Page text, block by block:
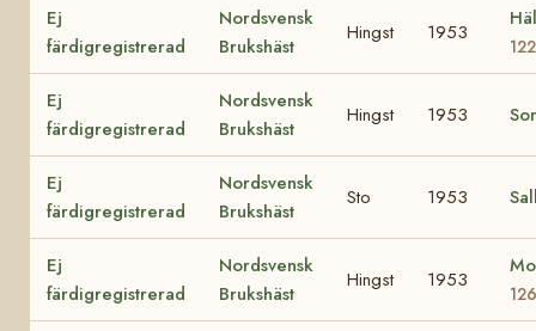
Ej
färdigregistrerad
Nordsvensk
Brukshäst
Hingst 1953
Ej
färdigregistrerad
Nordsvensk
Brukshäst
Hingst 1953
Ej
färdigregistrerad
Nordsvensk
Brukshäst
Sto 1953
Ej
färdigregistrerad
Nordsvensk
Brukshäst
Hingst 1953